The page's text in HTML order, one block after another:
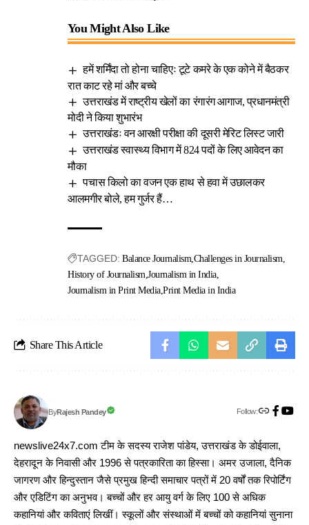
You Might Also Like
हमें शर्मिंदा तो होना चाहिएः टूटे कमरे के एक कोने में बैठकर
रात काट रहे मां और बच्चे
उत्तराखंड में राष्ट्रीय खेलों का रंगारंग आगाज, प्रधानमंत्री
मोदी ने किया शुभारंभ
उत्तराखंडः वन आरक्षी परीक्षा की दूसरी मेरिट लिस्ट जारी
उत्तराखंड स्वास्थ्य विभाग में 824 पदों के लिए आवेदन का
मौका
पचास किलो का वजन एक हाथ से हवा में उछालकर
आलमगीर बोले, हम गुर्जर हैं…
TAGGED: Balance Journalism Challenges in Journalism
History of Journalism Journalism in India
Journalism in Print Media Print Media in India
Share This Article
ByRajesh Pandey Follow:
newslive24x7.com टीम के सदस्य राजेश पांडेय, उत्तराखंड के डोईवाला,
देहरादून के निवासी और 1996 से पत्रकारिता का हिस्सा। अमर उजाला, दैनिक
जागरण और हिन्दुस्तान जैसे प्रमुख हिन्दी समाचार पत्रों में 20 वर्षों तक रिपोर्टिंग
और एडिटिंग का अनुभव। बच्चों और हर आयु वर्ग के लिए 100 से अधिक
कहानियां और कविताएं लिखीं। स्कूलों और संस्थाओं में बच्चों को कहानियां सुनाना